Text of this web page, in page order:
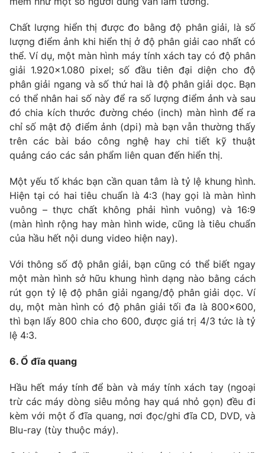
Chất lượng hiển thị được đo bằng độ phân giải, là số
lượng điểm ảnh khi hiển thị ở độ phân giải cao nhất có
thể. Ví dụ, một màn hình máy tính xách tay có độ phân
giải 1.920x1.080 pixel; số đầu tiên đại diện cho độ
phân giải ngang và số thứ hai là độ phân giải dọc. Bạn
có thể nhân hai số này để ra số lượng điểm ảnh và sau
đó chia kích thước đường chéo (inch) màn hình để ra
chỉ số mật độ điểm ảnh (dpi) mà bạn vẫn thường thấy
trên các bài báo công nghệ hay chi tiết kỹ thuật
quảng cáo các sản phẩm liên quan đến hiển thị.
Một yếu tố khác bạn cần quan tâm là tỷ lệ khung hình.
Hiện tại có hai tiêu chuẩn là 4:3 (hay gọi là màn hình
vuông – thực chất không phải hình vuông) và 16:9
(màn hình rộng hay màn hình wide, cũng là tiêu chuẩn
của hầu hết nội dung video hiện nay).
Với thông số độ phân giải, bạn cũng có thể biết ngay
một màn hình sở hữu khung hình dạng nào bằng cách
rút gọn tỷ lệ độ phân giải ngang/độ phân giải dọc. Ví
dụ, một màn hình có độ phân giải tối đa là 800x600,
thì bạn lấy 800 chia cho 600, được giá trị 4/3 tức là tỷ
lệ 4:3.
6. Ổ đĩa quang
Hầu hết máy tính để bàn và máy tính xách tay (ngoại
trừ các máy dòng siêu mỏng hay quá nhỏ gọn) đều đi
kèm với một ổ đĩa quang, nơi đọc/ghi đĩa CD, DVD, và
Blu-ray (tùy thuộc máy).